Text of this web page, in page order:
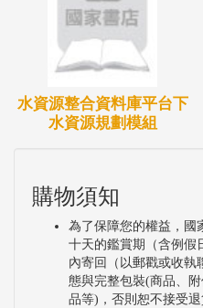
水資源整合資料庫平台下
水資源規劃模組
購物須知
為了保障您的權益，國
十天的鑑賞期（含例假
內寄回（以郵戳或收執
態與完整包裝(商品、
品等)，否則恕不接受退